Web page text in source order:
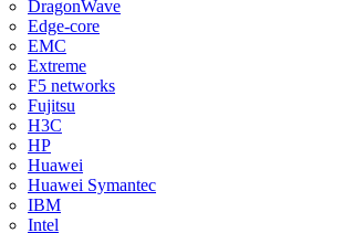
DragonWave
Edge-core
EMC
Extreme
F5 networks
Fujitsu
H3С
HP
Huawei
Huawei Symantec
IBM
Intel